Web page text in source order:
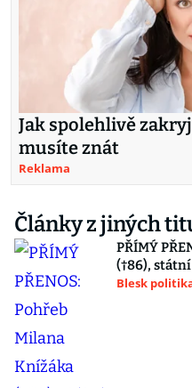
Jak spolehlivě
musíte znát
Reklama
Články z jiných
PŘÍMÝ
(†86),
Blesk